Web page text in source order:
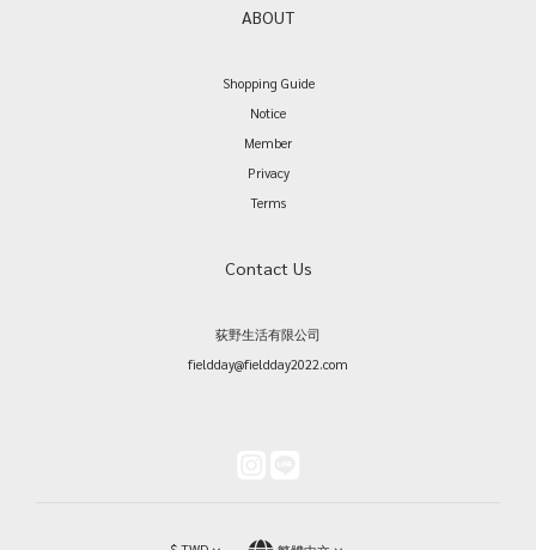
ABOUT
Shopping Guide
Notice
Member
Privacy
Terms
Contact Us
荻野生活有限公司
fieldday@fieldday2022.com